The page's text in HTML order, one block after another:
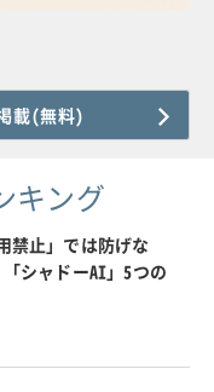
載(無料)
キング
禁止」では防げな
シャドーAI」5つの